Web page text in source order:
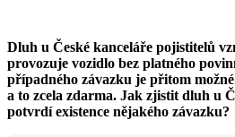
Dluh u České kanceláře pojistitelů
provozuje vozidlo bez platného
případného závazku je přitom
a to zcela zdarma. Jak zjistit dluh u
potvrdí existence nějakého závazku?